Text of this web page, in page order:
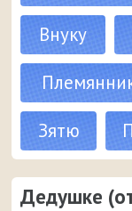
Внуку
Зятю
Дедушке